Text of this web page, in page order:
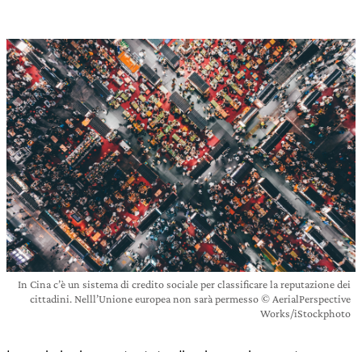
In Cina c’è un sistema di credito sociale per classificare la reputazione dei
cittadini. Nelll’Unione europea non sarà permesso © AerialPerspective
Works/iStockphoto